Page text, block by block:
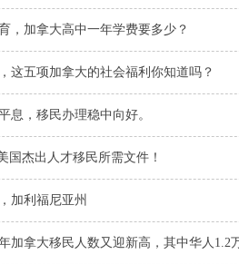
，加拿大高中一年学费要多少？
这五项加拿大的社会福利你知道吗？
息，移民办理稳中向好。
国杰出人才移民所需文件！
加利福尼亚州
加拿大移民人数又迎新高，其中华人1.2